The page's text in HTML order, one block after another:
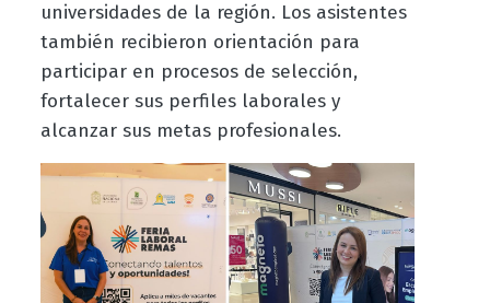
universidades de la región. Los asistentes
también recibieron orientación para
participar en procesos de selección,
fortalecer sus perfiles laborales y
alcanzar sus metas profesionales.